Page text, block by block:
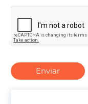
Enviar